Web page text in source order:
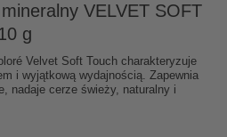
VELVET SOFT
g
Velvet Soft Touch charakteryzuje
i wyjątkową wydajnością. Zapewnia
nadaje cerze świeży, naturalny i